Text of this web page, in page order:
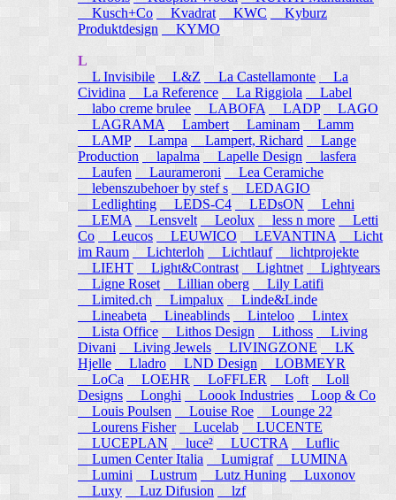
Kusch+Co
Kvadrat KWC
Kyburz
Produktdesign
KYMO
L
L Invisibile
L&Z La Castellamonte
La
Cividina
La Reference La Riggiola
Label
labo creme brulee
LABOFA LADP
LAGO
LAGRAMA
Lambert Laminam
Lamm
LAMP
Lampa Lampert, Richard
Lange
Production
lapalma Lapelle Design
lasfera
Laufen
Laurameroni
Lea Ceramiche
lebenszubehoer by stef s
LEDAGIO
Ledlighting
LEDS-C4 LEDsON
Lehni
LEMA
Lensvelt Leolux less n more
Letti
Co
Leucos LEUWICO LEVANTINA
Licht
im Raum
Lichterloh Lichtlauf lichtprojekte
LIEHT
Light&Contrast Lightnet
Lightyears
Ligne Roset
Lillian oberg
Lily Latifi
Limited.ch
Limpalux
Linde&Linde
Lineabeta
Lineablinds Linteloo
Lintex
Lista Office Lithos Design Lithoss
Living
Divani
Living Jewels LIVINGZONE
LK
Hjelle
Lladro LND Design
LOBMEYR
LoCa
LOEHR LoFFLER Loft
Loll
Designs
Longhi Loook Industries
Loop & Co
Louis Poulsen
Louise Roe
Lounge 22
Lourens Fisher
Lucelab
LUCENTE
LUCEPLAN
luce² LUCTRA
Luflic
Lumen Center Italia
Lumigraf
LUMINA
Lumini
Lustrum Lutz Huning
Luxonov
Luxy
Luz Difusion lzf